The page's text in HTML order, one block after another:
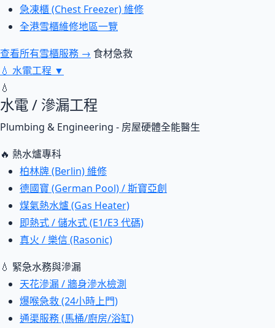
急凍櫃 (Chest Freezer) 維修
全港雪櫃維修地區一覽
查看所有雪櫃服務 → 食材急救
💧 水電工程 ▼
💧
水電 / 滲漏工程
Plumbing & Engineering - 房屋硬體全能醫生
🔥 熱水爐專科
柏林牌 (Berlin) 維修
德國寶 (German Pool) / 斯寶亞創
煤氣熱水爐 (Gas Heater)
即熱式 / 儲水式 (E1/E3 代碼)
真火 / 樂信 (Rasonic)
💧 緊急水務與滲漏
天花滲漏 / 牆身滲水檢測
爆喉急救 (24小時上門)
通渠服務 (馬桶/廚房/浴缸)